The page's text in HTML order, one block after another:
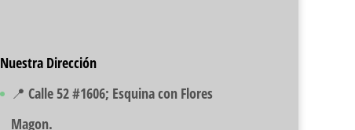
Nuestra Dirección
📍 Calle 52 #1606; Esquina con Flores
Magon.